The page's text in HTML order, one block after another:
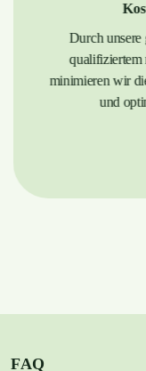
Durch
qualifiziertem
minimieren wir
und
FAQ